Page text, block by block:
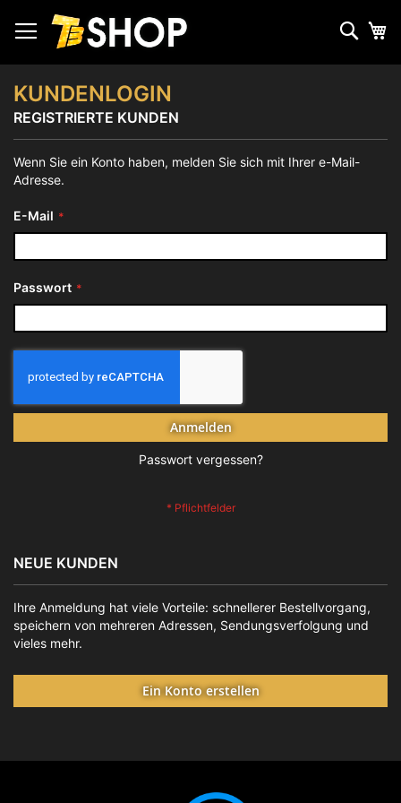
Inhalt
springen
KUNDENLOGIN
REGISTRIERTE KUNDEN
Wenn Sie ein Konto haben, melden Sie sich mit Ihrer e-Mail-
Adresse.
E-Mail
Passwort
Anmelden
Passwort vergessen?
NEUE KUNDEN
Ihre Anmeldung hat viele Vorteile: schnellerer Bestellvorgang,
speichern von mehreren Adressen, Sendungsverfolgung und
vieles mehr.
Ein Konto erstellen